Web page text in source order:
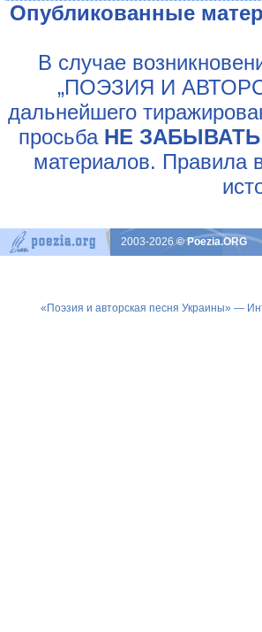
Опубликованные
В случае
„ПОЭЗИЯ И
дальнейшего
просьба НЕ ЗАБЫВАТЬ
материалов. Правила
2003-2026© Poezia.ORG
«Поэзия и авторская песня Украины» —